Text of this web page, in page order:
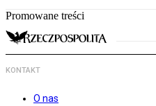
Promowane treści
KONTAKT
O nas